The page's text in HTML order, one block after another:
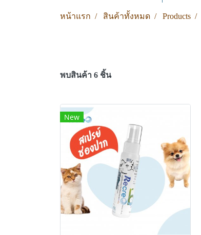
หน้าแรก สินค้าทั้งหมด Products
พบสินค้า 6 ชิ้น
New